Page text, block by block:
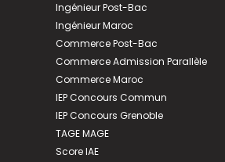
Ingénieur Post-Bac
Ingénieur Maroc
Commerce Post-Bac
Commerce Admission Parallèle
Commerce Maroc
IEP Concours Commun
IEP Concours Grenoble
TAGE MAGE
Score IAE